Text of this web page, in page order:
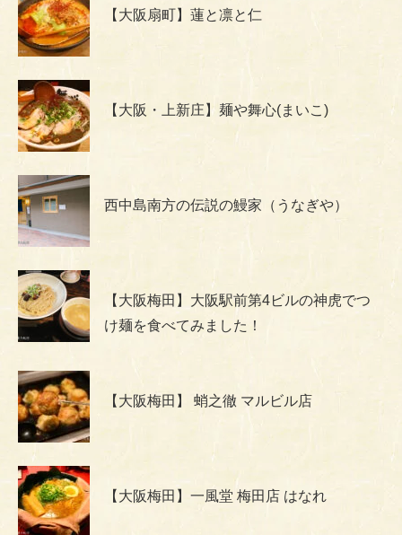
【大阪扇町】蓮と凛と仁
【大阪・上新庄】麺や舞心(まいこ)
西中島南方の伝説の鰻家（うなぎや）
【大阪梅田】大阪駅前第4ビルの神虎でつ
け麺を食べてみました！
【大阪梅田】 蛸之徹 マルビル店
【大阪梅田】一風堂 梅田店 はなれ